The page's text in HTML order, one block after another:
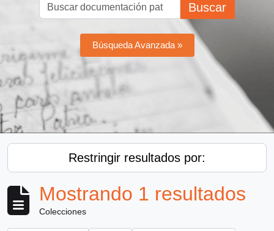
Buscar
Búsqueda Avanzada »
Restringir resultados por:
Mostrando 1 resultados
Colecciones